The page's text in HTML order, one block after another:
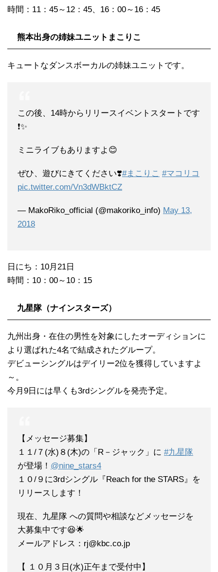
時間：11：45～12：45、16：00～16：45
熊本出身の姉妹ユニットまこりこ
キュートなダンスボーカルの姉妹ユニットです。
この後、14時からリリースイベントスタートです
❗️✨
ミニライブもありますよ😊
ぜひ、遊びにきてください❣️#まこりこ #マコリコ
pic.twitter.com/Vn3dWBktCZ
— MakoRiko_official (@makoriko_info) May 13,
2018
日にち：10月21日
時間：10：00～10：15
九星隊（ナインスターズ）
九州出身・在住の男性を対象にしたオーディションに
より選ばれた4名で結成されたグループ。
デビューシングルはデイリー2位を獲得していますよ
～。
今月9日には早くも3rdシングルを発売予定。
【メッセージ募集】
１１/７(水)８(木)の「R－ジャック」に #九星隊
が登場！ @nine_stars4
１０/９に3rdシングル『Reach for the STARS』を
リリースします！
現在、九星隊 への質問や相談などメッセージを
大募集中です😆🌟
メールアドレス：rj@kbc.co.jp
【 １０月３日(水)正午まで受付中】